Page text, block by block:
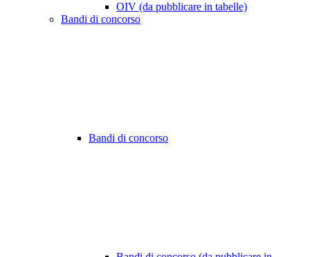
OIV (da pubblicare in tabelle)
Bandi di concorso
Bandi di concorso